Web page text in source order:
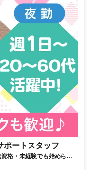
ポートスタッフ
格・未経験でも始められ
生懸命になれる仕事で